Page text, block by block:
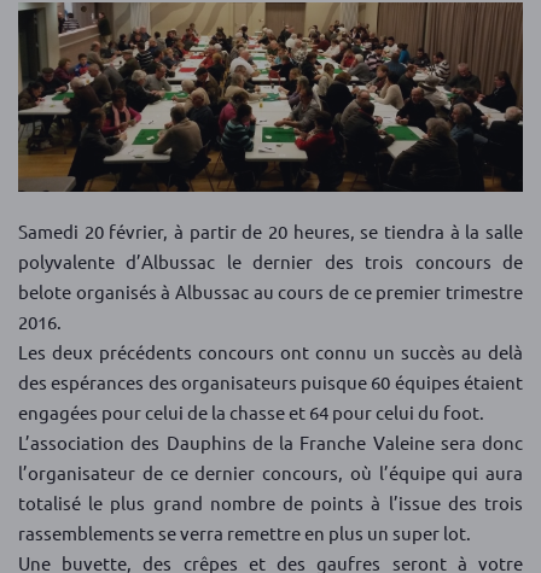
Samedi 20 février, à partir de 20 heures, se tiendra à la salle
polyvalente d’Albussac le dernier des trois concours de
belote organisés à Albussac au cours de ce premier trimestre
2016.
Les deux précédents concours ont connu un succès au delà
des espérances des organisateurs puisque 60 équipes étaient
engagées pour celui de la chasse et 64 pour celui du foot.
L’association des Dauphins de la Franche Valeine sera donc
l’organisateur de ce dernier concours, où l’équipe qui aura
totalisé le plus grand nombre de points à l’issue des trois
rassemblements se verra remettre en plus un super lot.
Une buvette, des crêpes et des gaufres seront à votre